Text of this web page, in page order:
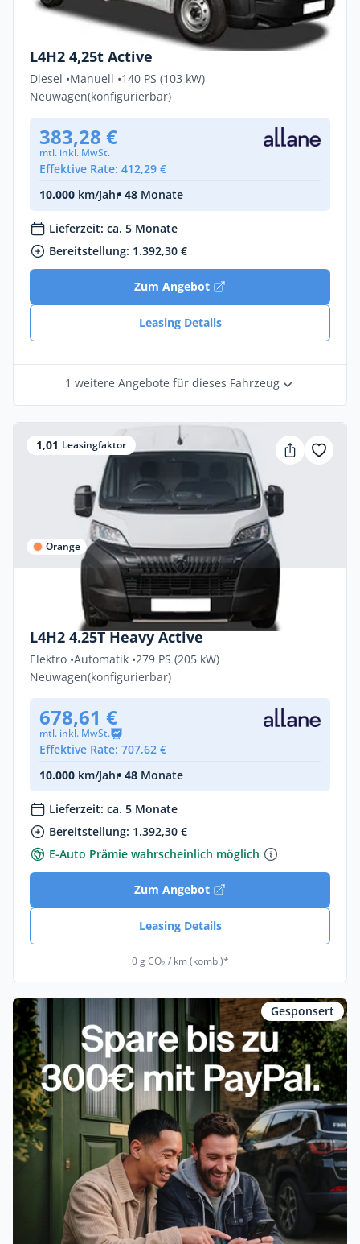
Privat & Gewerbe
Peugeot Boxer ACTIVE 2.2 Diesel 103kW
L4H2 4,25t Active
Diesel •Manuell •140 PS (103 kW)
Neuwagen(konfigurierbar)
383,28 €
mtl. inkl. MwSt.
Effektive Rate: 412,29 €
10.000 km/Jahr• 48 Monate
Lieferzeit: ca. 5 Monate
Bereitstellung: 1.392,30 €
Zum Angebot
Leasing Details
1 weitere Angebote für dieses Fahrzeug
1,01 Leasingfaktor
Orange
Gewerbe & Privat
Peugeot e-Boxer ACTIVE Elektro 205kW
L4H2 4.25T Heavy Active
Elektro •Automatik •279 PS (205 kW)
Neuwagen(konfigurierbar)
678,61 €
mtl. inkl. MwSt.
Effektive Rate: 707,62 €
10.000 km/Jahr• 48 Monate
Lieferzeit: ca. 5 Monate
Bereitstellung: 1.392,30 €
E-Auto Prämie wahrscheinlich möglich
Zum Angebot
Leasing Details
0 g CO₂ / km (komb.)*
Gesponsert